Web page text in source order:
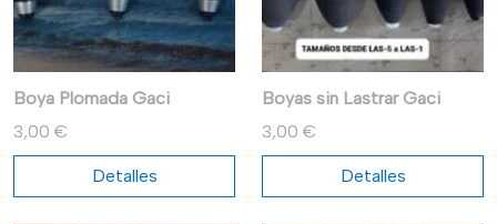
Boya Plomada Gaci
3,00 €
Detalles
Boyas sin Lastrar Gaci
3,00 €
Detalles